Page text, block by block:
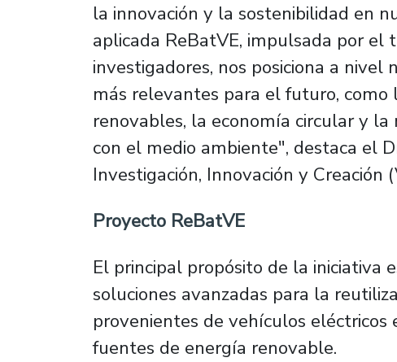
la innovación y la sostenibilidad en
aplicada ReBatVE, impulsada por el
investigadores, nos posiciona a nivel
más relevantes para el futuro,
renovables, la economía circular y
con el medio ambiente", destaca el
Investigación, Innovación y Creación
Proyecto ReBatVE
El principal propósito de la iniciativa
soluciones avanzadas para la
provenientes de vehículos
fuentes de energía renovable.